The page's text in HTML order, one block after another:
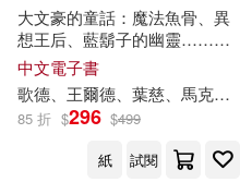
宋 慈賢譯(2) 宣
密勒日巴尊者(2)
尚-路易．巴梭(2)
中國人口出版社(4)
中國水利水電出版社(4)
中國物資出版社(4)
大文豪的童話：魔法魚骨、異
想王后、藍鬍子的幽靈……狄
更斯、馬克吐溫、卡爾維諾
30位文學大師
，寫給大人與孩
子的奇幻故事(中文世界首度出
版) (電子書)
中文電子書
歌德、王爾德、葉慈、馬克吐溫、赫塞、卡爾維諾、辛格
85 折 $296 $499
紙
試閱